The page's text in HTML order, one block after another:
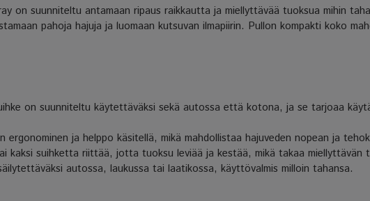
on suunniteltu antamaan ripaus raikkautta ja miellyttävää tuoksua mihin
pahoja hajuja ja luomaan kutsuvan ilmapiirin. Pullon kompakti koko
on suunniteltu käytettäväksi sekä autossa että kotona, ja se tarjoaa
ergonominen ja helppo käsitellä, mikä mahdollistaa hajuveden nopean ja
kaksi suihketta riittää, jotta tuoksu leviää ja kestää, mikä takaa miellyttävän
autossa, laukussa tai laatikossa, käyttövalmis milloin tahansa.